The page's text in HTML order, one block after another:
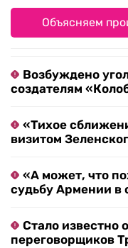
Объясняем
Возбуждено
создателям
«Тихое
визитом
«А может, что
судьбу Армении в
Стало известно
переговорщиков